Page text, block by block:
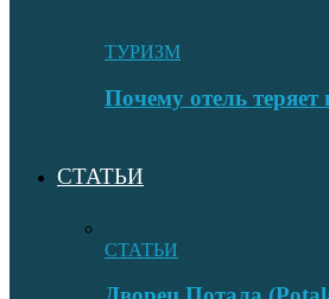
ТУРИЗМ
Почему отель
СТАТЬИ
СТАТЬИ